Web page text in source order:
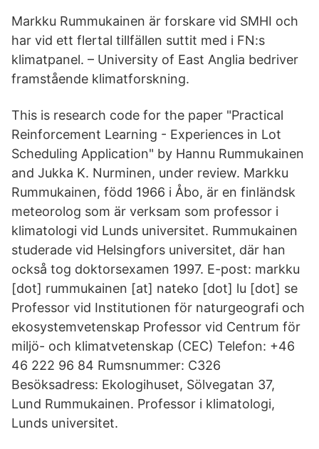
Markku Rummukainen är forskare vid SMHI och
har vid ett flertal tillfällen suttit med i FN:s
klimatpanel. – University of East Anglia bedriver
framstående klimatforskning.
This is research code for the paper "Practical
Reinforcement Learning - Experiences in Lot
Scheduling Application" by Hannu Rummukainen
and Jukka K. Nurminen, under review. Markku
Rummukainen, född 1966 i Åbo, är en finländsk
meteorolog som är verksam som professor i
klimatologi vid Lunds universitet. Rummukainen
studerade vid Helsingfors universitet, där han
också tog doktorsexamen 1997. E-post: markku
[dot] rummukainen [at] nateko [dot] lu [dot] se
Professor vid Institutionen för naturgeografi och
ekosystemvetenskap Professor vid Centrum för
miljö- och klimatvetenskap (CEC) Telefon: +46
46 222 96 84 Rumsnummer: C326
Besöksadress: Ekologihuset, Sölvegatan 37,
Lund Rummukainen. Professor i klimatologi,
Lunds universitet.